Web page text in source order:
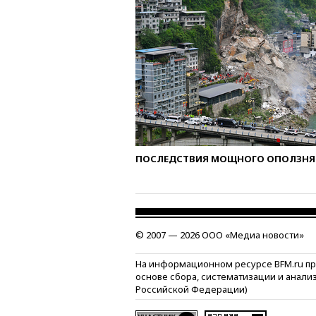
ПОСЛЕДСТВИЯ МОЩНОГО ОПОЛЗНЯ
© 2007 — 2026 ООО «Медиа новости»
На информационном ресурсе BFM.ru
основе сбора, систематизации и
Российской Федерации)